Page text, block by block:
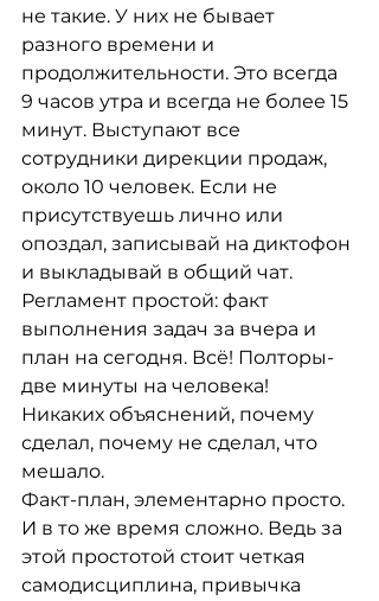
не такие. У них не бывает
разного времени и
продолжительности. Это всегда
9 часов утра и всегда не более 15
минут. Выступают все
сотрудники дирекции продаж,
около 10 человек. Если не
присутствуешь лично или
опоздал, записывай на диктофон
и выкладывай в общий чат.
Регламент простой: факт
выполнения задач за вчера и
план на сегодня. Всё! Полторы-
две минуты на человека!
Никаких объяснений, почему
сделал, почему не сделал, что
мешало.
Факт-план, элементарно просто.
И в то же время сложно. Ведь за
этой простотой стоит четкая
самодисциплина, привычка